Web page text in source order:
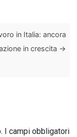
in Italia: ancora
in crescita →
I campi obbligatori